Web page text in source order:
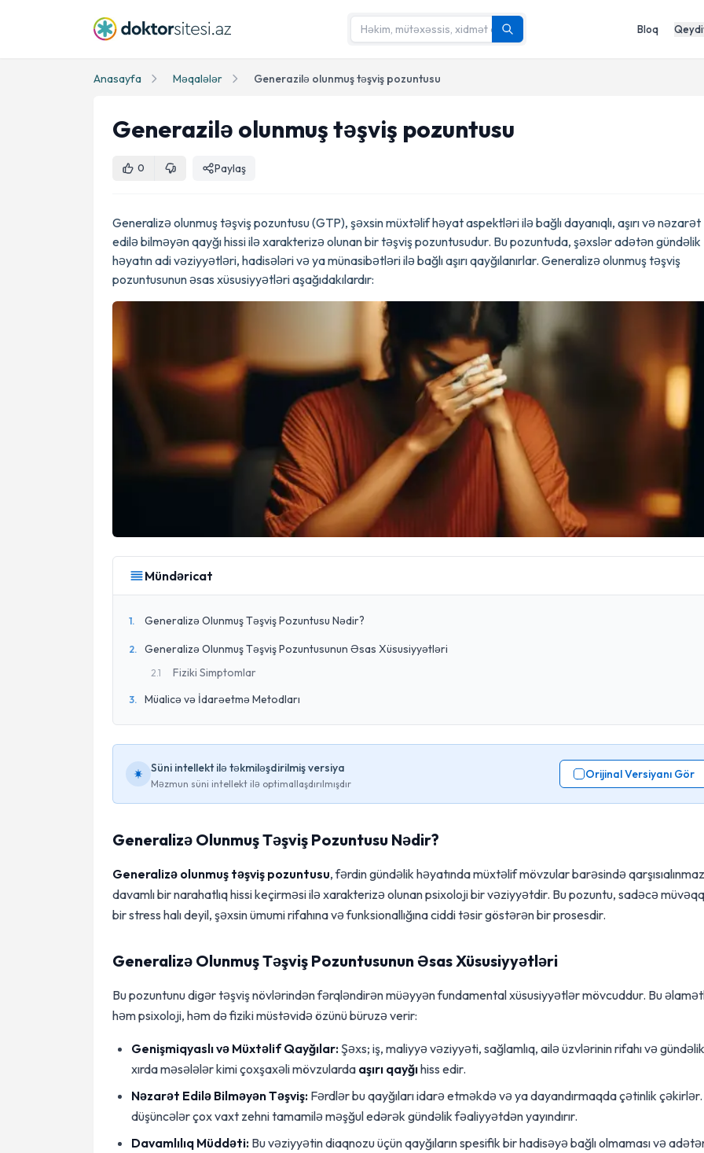
Bloq
Anasayfa Məqalələr Generazilə olunmuş təşviş pozuntusu
Generazilə olunmuş təşviş pozuntusu
0 Paylaş
Generalizə olunmuş təşviş pozuntusu (GTP), şəxsin müxtəlif həyat aspektləri ilə bağlı dayanıqlı, aşırı və nəzarət
edilə bilməyən qayğı hissi ilə xarakterizə olunan bir təşviş pozuntusudur. Bu pozuntuda, şəxslər adətən gündəlik
həyatın adi vəziyyətləri, hadisələri və ya münasibətləri ilə bağlı aşırı qayğılanırlar. Generalizə olunmuş təşviş
pozuntusunun əsas xüsusiyyətləri aşağıdakılardır:
Mündəricat
1. Generalizə Olunmuş Təşviş Pozuntusu Nədir?
2. Generalizə Olunmuş Təşviş Pozuntusunun Əsas Xüsusiyyətləri
2.1 Fiziki Simptomlar
3. Müalicə və İdarəetmə Metodları
Süni intellekt ilə təkmiləşdirilmiş versiya
Məzmun süni intellekt ilə optimallaşdırılmışdır
Orijinal Versiyanı Gör
Generalizə Olunmuş Təşviş Pozuntusu Nədir?
Generalizə olunmuş təşviş pozuntusu, fərdin gündəlik həyatında müxtəlif mövzular barəsində
davamlı bir narahatlıq hissi keçirməsi ilə xarakterizə olunan psixoloji bir vəziyyətdir. Bu pozuntu, sadəcə
bir stress halı deyil, şəxsin ümumi rifahına və funksionallığına ciddi təsir göstərən bir prosesdir.
Generalizə Olunmuş Təşviş Pozuntusunun Əsas Xüsusiyyətləri
Bu pozuntunu digər təşviş növlərindən fərqləndirən müəyyən fundamental xüsusiyyətlər mövcuddur. Bu
həm psixoloji, həm də fiziki müstəvidə özünü büruzə verir:
Genişmiqyaslı və Müxtəlif Qayğılar:Şəxs; iş, maliyyə vəziyyəti, sağlamlıq, ailə üzvlərinin rifahı və gündəlik
xırda məsələlər kimi çoxşaxəli mövzularda aşırı qayğıhiss edir.
Nəzarət Edilə Bilməyən Təşviş: Fərdlər bu qayğıları idarə etməkdə və ya dayandırmaqda çətinlik
düşüncələr çox vaxt zehni tamamilə məşğul edərək gündəlik fəaliyyətdən yayındırır.
Davamlılıq Müddəti: Bu vəziyyətin diaqnozu üçün qayğıların spesifik bir hadisəyə bağlı olmaması və